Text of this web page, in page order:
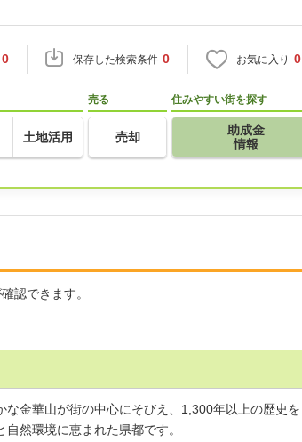
0 保存した検索条件 0 お気に入り 0
土地活用
売る
売却
住みやすい街を探す
助成金
情報
認できます。
金華山が街の中心にそびえ、1,300年以上の歴史を
然環境に恵まれた県都です。